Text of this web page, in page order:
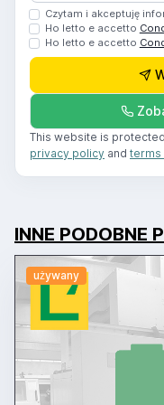
Czytam i akceptuję
Ho letto e accetto
Ho letto e accetto
This website is
privacy policy and terms
INNE PODOBNE
używany